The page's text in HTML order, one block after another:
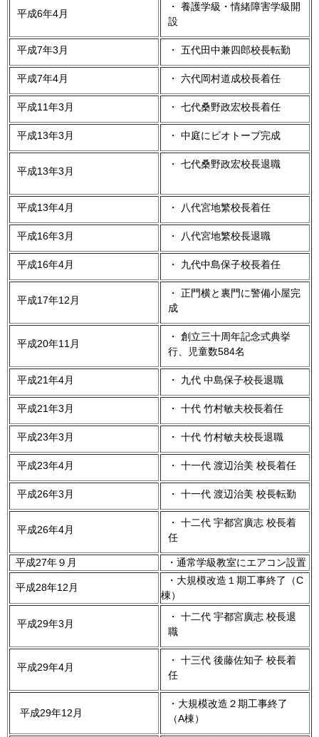
平成6年4月
・ 養護学級・情緒障害学級開
設
平成7年3月 ・ 五代田中兼四郎校長転勤
平成7年4月 ・ 六代岡村道成校長着任
平成11年3月 ・ 七代桑野政宏校長着任
平成13年3月 ・ 中庭にビオトープ完成
平成13年3月
・ 七代桑野政宏校長退職
平成13年4月 ・ 八代宮地繁校長着任
平成16年3月 ・ 八代宮地繁校長退職
平成16年4月 ・ 九代中島保子校長着任
平成17年12月
・ 正門横と裏門に警備小屋完
成
平成20年11月
・ 創立三十周年記念式典挙
行、児童数584名
平成21年4月 ・ 九代 中島保子校長退職
平成21年3月 ・ 十代 竹村敏夫校長着任
平成23年3月 ・ 十代 竹村敏夫校長退職
平成23年4月 ・ 十一代 渡辺治美 校長着任
平成26年3月 ・ 十一代 渡辺治美 校長転勤
平成26年4月
・ 十二代 宇都宮廣志 校長着
任
平成27年９月 ・通常学級教室にエアコン設置
平成28年12月
・大規模改造１期工事終了（C
棟）
平成29年3月
・ 十二代 宇都宮廣志 校長退
職
平成29年4月
・ 十三代 後藤佐知子 校長着
任
平成29年12月
・大規模改造２期工事終了
（A棟）